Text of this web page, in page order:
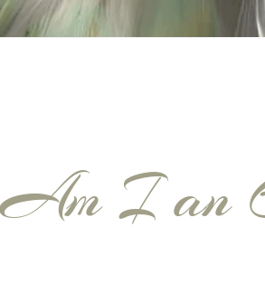
Am I an